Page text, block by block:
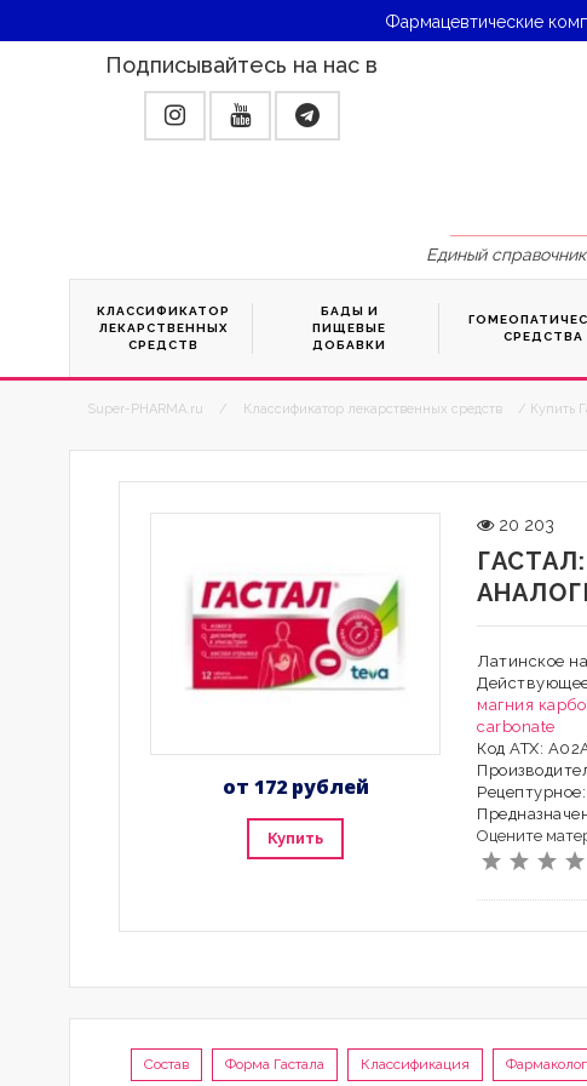
Фармацевтические
Подписывайтесь на нас в
Единый
КЛАССИФИКАТОР
ЛЕКАРСТВЕННЫХ
СРЕДСТВ
БАДЫ И
ПИЩЕВЫЕ
ДОБАВКИ
СРЕДСТВА
Super-PHARMA.ru / Классификатор лекарственных средств / Купить
от 172 рублей
Купить
20 203
Латинское
магния
carbonate
Код АТХ:
Оцените
Состав Форма Гастала Классификация